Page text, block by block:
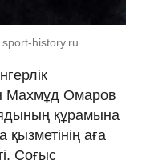
history.ru
Махмұд Омаров
құрамына
аға
Соғыс